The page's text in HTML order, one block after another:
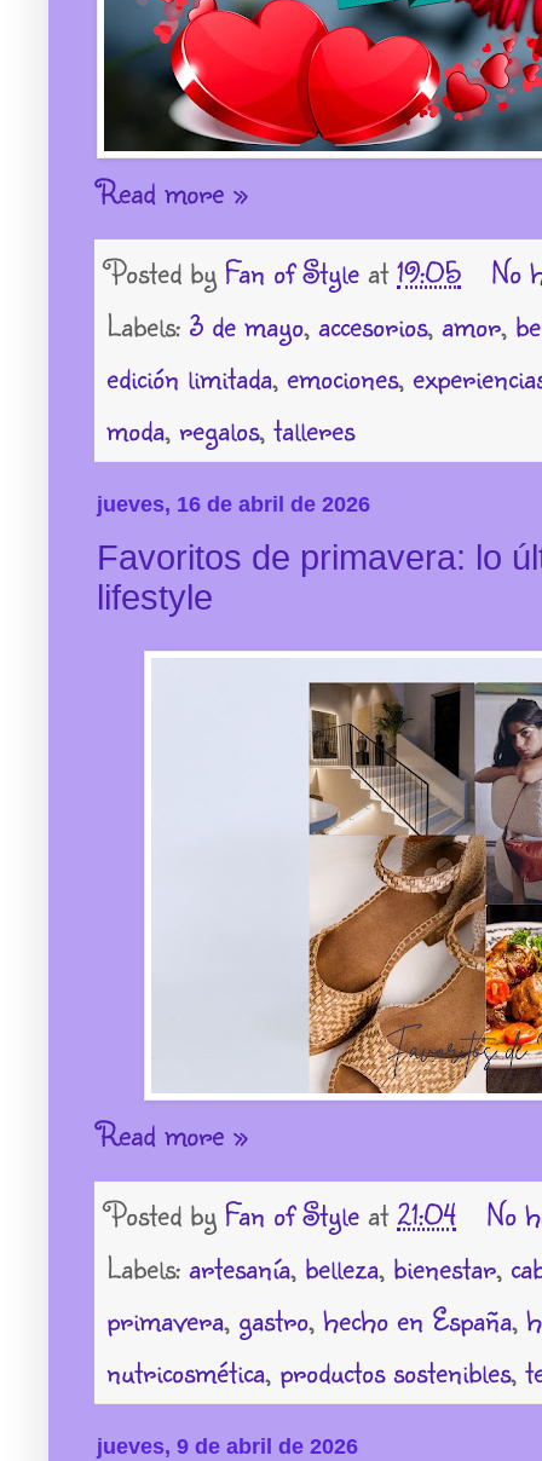
Read more »
Posted by Fan of Style at 19:05
No
Labels: 3 de mayo, accesorios, amor,
edición limitada, emociones,
moda, regalos, talleres
jueves, 16 de abril de 2026
Favoritos de primavera: lo
lifestyle
Read more »
Posted by Fan of Style at 21:04
No
Labels: artesanía, belleza, bienestar,
primavera, gastro, hecho en España,
nutricosmética, productos sostenibles,
jueves, 9 de abril de 2026